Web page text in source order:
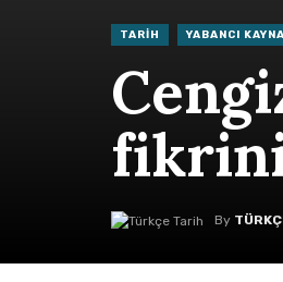
TARIH YABANCI
By